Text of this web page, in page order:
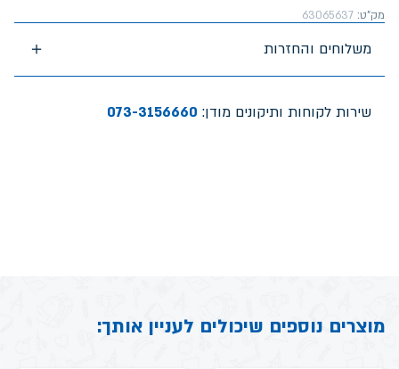
מק"ט: 63065637
משלוחים והחזרות
שירות לקוחות ותיקונים מודן: 073-3156660
מוצרים נוספים שיכולים לעניין אותך: